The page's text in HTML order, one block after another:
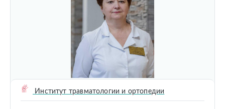
Институт травматологии и ортопедии